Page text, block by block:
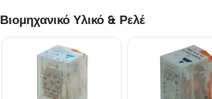
Βιομηχανικό Υλικό & Ρελέ